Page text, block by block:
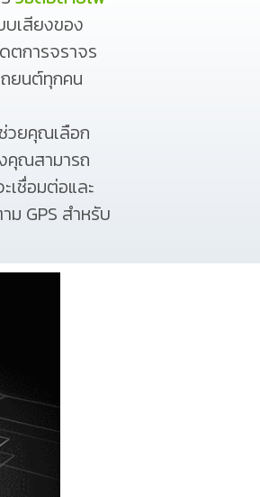
บเสียงของ
ตการจราจร
ยนต์ทุกคน
วยคุณเลือก
คุณสามารถ
เชื่อมต่อและ
ม GPS สำหรับ